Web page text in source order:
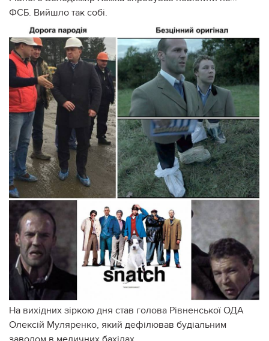
ФСБ. Вийшло так собі.
На вихідних зіркою дня став голова Рівненської ОДА
Олексій Муляренко, який дефілював будіальним